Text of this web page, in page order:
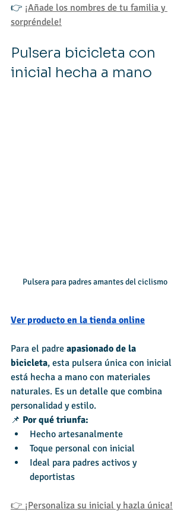
👉 ¡Añade los nombres de tu familia y
sorpréndele!
Pulsera bicicleta con
inicial hecha a mano
Pulsera para padres amantes del ciclismo
Ver producto en la tienda online
Para el padre apasionado de la
bicicleta, esta pulsera única con inicial
está hecha a mano con materiales
naturales. Es un detalle que combina
personalidad y estilo.
📌 Por qué triunfa:
Hecho artesanalmente
Toque personal con inicial
Ideal para padres activos y
deportistas
👉 ¡Personaliza su inicial y hazla única!